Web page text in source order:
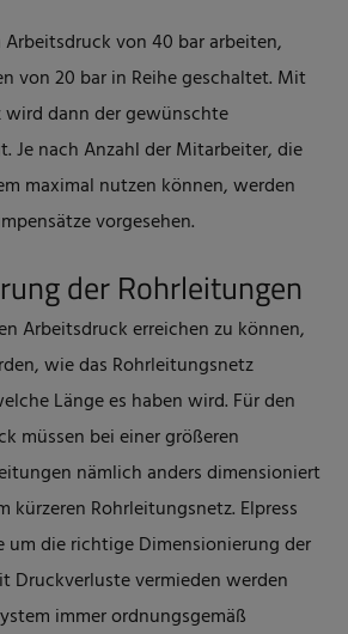
von 40 bar arbeiten,
von 20 bar in Reihe geschaltet. Mit
wird dann der gewünschte
Je nach Anzahl der Mitarbeiter, die
maximal nutzen können, werden
vorgesehen.
der Rohrleitungen
Arbeitsdruck erreichen zu können,
wie das Rohrleitungsnetz
Länge es haben wird. Für den
müssen bei einer größeren
nämlich anders dimensioniert
kürzeren Rohrleitungsnetz. Elpress
um die richtige Dimensionierung der
Druckverluste vermieden werden
immer ordnungsgemäß